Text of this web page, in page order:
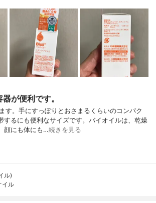
が便利です。
す。手にすっぽりとおさまるくらいのコンパク
するにも便利なサイズです。バイオイルは、乾燥
顔にも体にも…続きを見る
ル)
イル